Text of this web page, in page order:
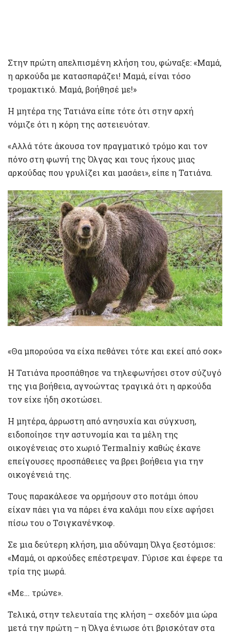
Στην πρώτη απελπισμένη κλήση του, φώναξε: «Μαμά,
η αρκούδα με κατασπαράζει! Μαμά, είναι τόσο
τρομακτικό. Μαμά, βοήθησέ με!»
Η μητέρα της Τατιάνα είπε τότε ότι στην αρχή
νόμιζε ότι η κόρη της αστειευόταν.
«Αλλά τότε άκουσα τον πραγματικό τρόμο και τον
πόνο στη φωνή της Όλγας και τους ήχους μιας
αρκούδας που γρυλίζει και μασάει», είπε η Τατιάνα.
«Θα μπορούσα να είχα πεθάνει τότε και εκεί από σοκ»
Η Τατιάνα προσπάθησε να τηλεφωνήσει στον σύζυγό
της για βοήθεια, αγνοώντας τραγικά ότι η αρκούδα
τον είχε ήδη σκοτώσει.
Η μητέρα, άρρωστη από ανησυχία και σύγχυση,
ειδοποίησε την αστυνομία και τα μέλη της
οικογένειας στο χωριό Termalniy καθώς έκανε
επείγουσες προσπάθειες να βρει βοήθεια για την
οικογένειά της.
Τους παρακάλεσε να ορμήσουν στο ποτάμι όπου
είχαν πάει για να πάρει ένα καλάμι που είχε αφήσει
πίσω του ο Τσιγκανένκοφ.
Σε μια δεύτερη κλήση, μια αδύναμη Όλγα ξεστόμισε:
«Μαμά, οι αρκούδες επέστρεψαν. Γύρισε και έφερε τα
τρία της μωρά.
«Με… τρώνε».
Τελικά, στην τελευταία της κλήση – σχεδόν μια ώρα
μετά την πρώτη – η Όλγα ένιωσε ότι βρισκόταν στα